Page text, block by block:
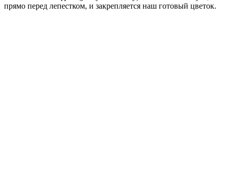
прямо перед лепестком, и закрепляется наш готовый цветок.